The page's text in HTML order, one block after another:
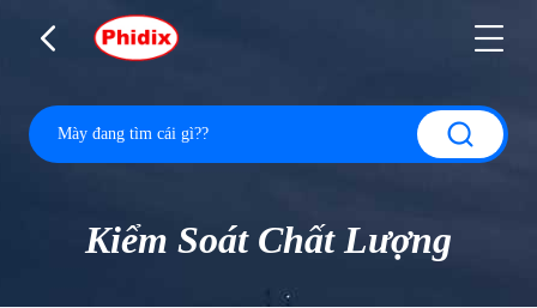
Kiểm Soát Chất Lượng